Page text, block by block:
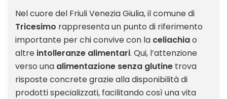
Nel cuore del Friuli Venezia Giulia, il comune di
Tricesimo rappresenta un punto di riferimento
importante per chi convive con la celiachiao
altre intolleranze alimentari. Qui, l’attenzione
verso una alimentazione senza glutine trova
risposte concrete grazie alla disponibilità di
prodotti specializzati, facilitando così una vita